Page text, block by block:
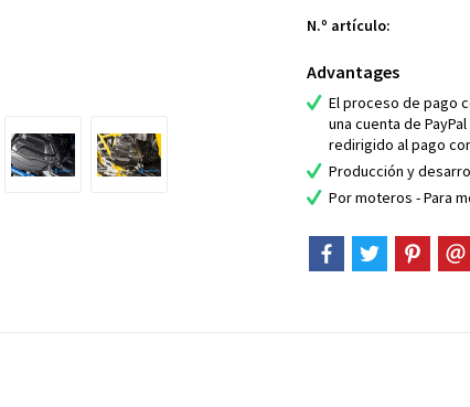
N.º artículo:
Advantages
El proceso de pago
una cuenta de
redirigido al pago
Producción y
Por moteros - Para